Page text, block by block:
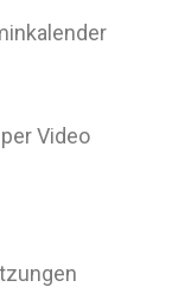
Video